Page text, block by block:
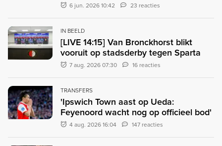
6 jun. 2026 10:42 23 reacties
IN BEELD
[LIVE 14:15] Van Bronckhorst blikt
vooruit op stadsderby tegen Sparta
7 aug. 2026 07:30 16 reacties
TRANSFERS
'Ipswich Town aast op Ueda:
Feyenoord wacht nog op officieel bod'
4 aug. 2026 16:04 147 reacties